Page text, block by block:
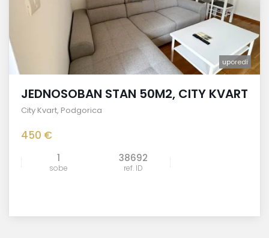
uporedi
JEDNOSOBAN STAN 50M2, CITY KVART
City Kvart, Podgorica
450 €
1
sobe
38692
ref. ID